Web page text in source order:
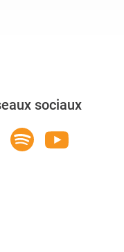
sociaux